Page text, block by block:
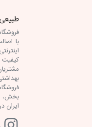
با
کیفیت
بخش،
ایران